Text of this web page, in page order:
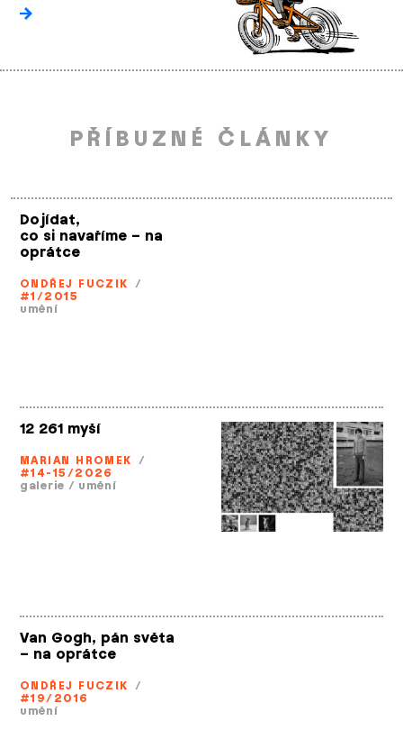
PŘÍBUZNÉ ČLÁNKY
Dojídat,
co si navaříme – na
oprátce
ONDŘEJ FUCZIK /
#1/2015
umění
12 261 myší
MARIAN HROMEK /
#14-15/2026
galerie / umění
Van Gogh, pán světa
– na oprátce
ONDŘEJ FUCZIK /
#19/2016
umění